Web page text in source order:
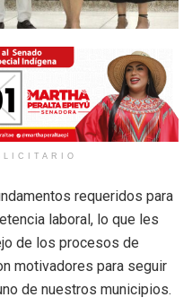
requeridos para
laboral, lo que les
de los procesos de
motivadores para seguir
de nuestros municipios.